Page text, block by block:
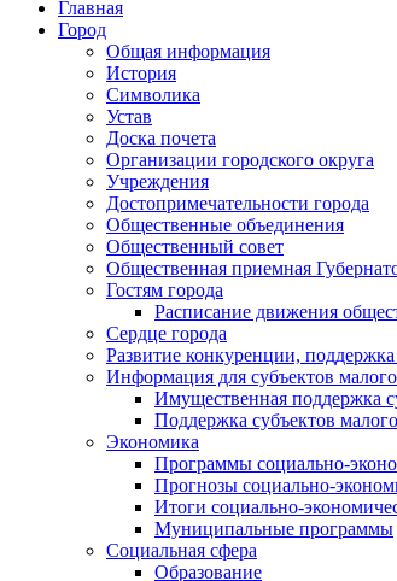
Главная
Город
Общая информация
История
Символика
Устав
Доска почета
Организации городского округа
Учреждения
Достопримечательности города
Общественные объединения
Общественный совет
Общественная приемная
Гостям города
Расписание движения
Сердце города
Развитие конкуренции,
Информация для субъектов
Имущественная поддержка
Поддержка субъектов
Экономика
Программы социально-
Прогнозы социально-
Итоги социально-
Муниципальные программы
Социальная сфера
Образование